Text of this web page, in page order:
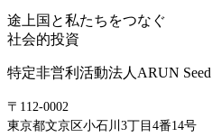
途上国と私たちをつなぐ
社会的投資
特定非営利活動法人ARUN Seed
〒112-0002
東京都文京区小石川3丁目4番14号